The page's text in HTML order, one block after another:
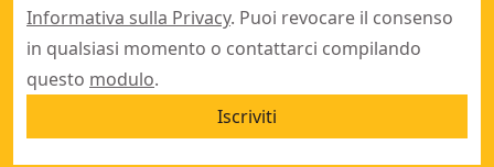
Informativa sulla Privacy. Puoi revocare il consenso
in qualsiasi momento o contattarci compilando
questo modulo.
Iscriviti